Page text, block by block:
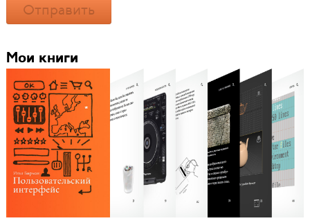
Отправить
Мои книги